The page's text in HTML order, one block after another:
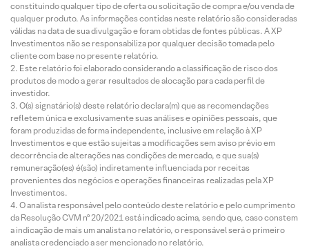
constituindo qualquer tipo de oferta ou solicitação de compra e/ou venda de
qualquer produto. As informações contidas neste relatório são consideradas
válidas na data de sua divulgação e foram obtidas de fontes públicas. A XP
Investimentos não se responsabiliza por qualquer decisão tomada pelo
cliente com base no presente relatório.
Este relatório foi elaborado considerando a classificação de risco dos
produtos de modo a gerar resultados de alocação para cada perfil de
investidor.
O(s) signatário(s) deste relatório declara(m) que as recomendações
refletem única e exclusivamente suas análises e opiniões pessoais, que
foram produzidas de forma independente, inclusive em relação à XP
Investimentos e que estão sujeitas a modificações sem aviso prévio em
decorrência de alterações nas condições de mercado, e que sua(s)
remuneração(es) é(são) indiretamente influenciada por receitas
provenientes dos negócios e operações financeiras realizadas pela XP
Investimentos.
O analista responsável pelo conteúdo deste relatório e pelo cumprimento
da Resolução CVM nº 20/2021 está indicado acima, sendo que, caso constem
a indicação de mais um analista no relatório, o responsável será o primeiro
analista credenciado a ser mencionado no relatório.